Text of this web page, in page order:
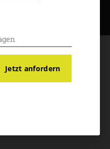
Jetzt anfordern